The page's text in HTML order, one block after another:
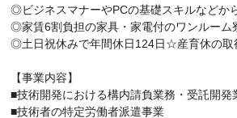
◎ビジネスマナーやPCの基礎スキルなどか
◎家賃6割負担の家具・家電付のワンルーム
◎土日祝休みで年間休日124日☆産育休の取
【事業内容】
■技術開発における構内請負業務・受託開発
■技術者の特定労働者派遣事業